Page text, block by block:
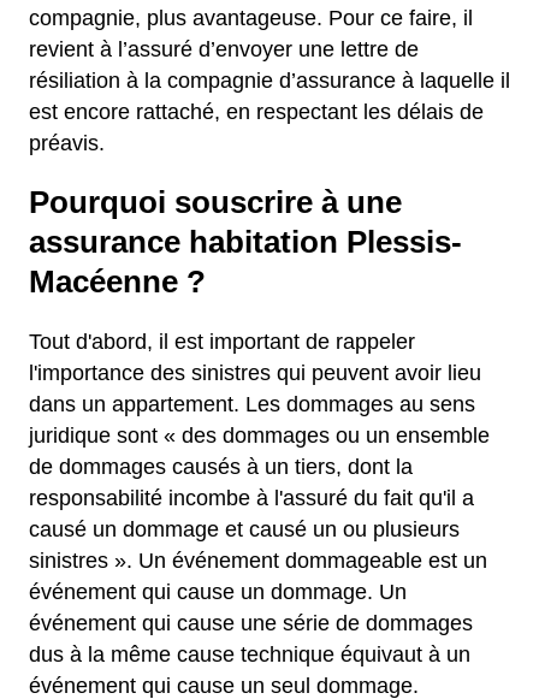
compagnie, plus avantageuse. Pour ce faire, il
revient à l’assuré d’envoyer une lettre de
résiliation à la compagnie d’assurance à laquelle il
est encore rattaché, en respectant les délais de
préavis.
Pourquoi souscrire à une
assurance habitation Plessis-
Macéenne ?
Tout d'abord, il est important de rappeler
l'importance des sinistres qui peuvent avoir lieu
dans un appartement. Les dommages au sens
juridique sont « des dommages ou un ensemble
de dommages causés à un tiers, dont la
responsabilité incombe à l'assuré du fait qu'il a
causé un dommage et causé un ou plusieurs
sinistres ». Un événement dommageable est un
événement qui cause un dommage. Un
événement qui cause une série de dommages
dus à la même cause technique équivaut à un
événement qui cause un seul dommage.